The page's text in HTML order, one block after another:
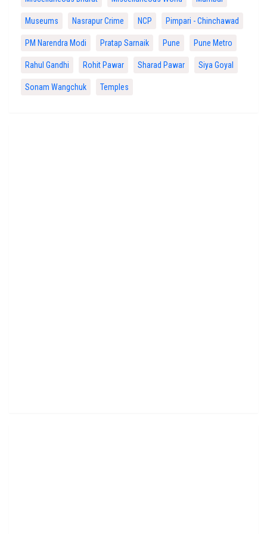
Museums Nasrapur Crime NCP Pimpari - Chinchawad
PM Narendra Modi Pratap Sarnaik Pune Pune Metro
Rahul Gandhi Rohit Pawar Sharad Pawar Siya Goyal
Sonam Wangchuk Temples